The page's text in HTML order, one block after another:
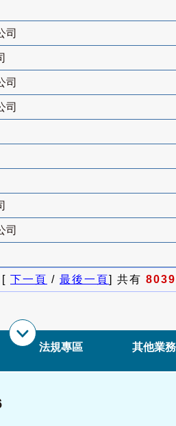
司
司
司
司
[ 下一頁 / 最後一頁] 共有 8039
法規專區 其他業務